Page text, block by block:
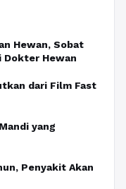
Hewan, Sobat
Dokter Hewan
dari Film Fast
yang
Penyakit Akan